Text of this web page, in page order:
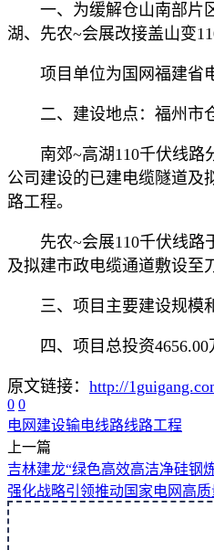
一、为缓解仓山南部片
湖、先农~会展改接盖山变
项目单位为国网福建省
二、建设地点：福州市
南郊~高湖110千伏线
公司建设的已建电缆隧道及
路工程。
先农~会展110千伏线
及拟建市政电缆通道敷设至
三、项目主要建设规模
四、项目总投资4656.00
原文链接： http://
0 0
电网建设输电线路线路工程
上一篇
吉林建龙“绿色高效高洁净硅钢
强化战略引领推动国家电网高